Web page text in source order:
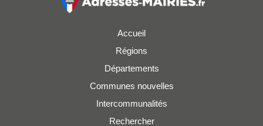
Accueil
Régions
Départements
Communes nouvelles
Intercommunalités
Rechercher